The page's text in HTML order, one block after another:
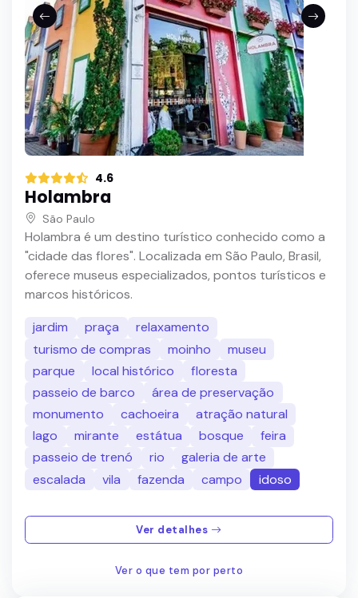
4.6
Holambra
São Paulo
Holambra é um destino turístico conhecido como a
"cidade das flores". Localizada em São Paulo, Brasil,
oferece museus especializados, pontos turísticos e
marcos históricos.
jardim
praça
relaxamento
turismo de compras
moinho
museu
parque
local histórico
floresta
passeio de barco
área de preservação
monumento
cachoeira
atração natural
lago
mirante estátua bosque
feira
passeio de trenó
rio
galeria de arte
escalada
vila fazenda campo idoso
Ver detalhes
Ver o que tem por perto